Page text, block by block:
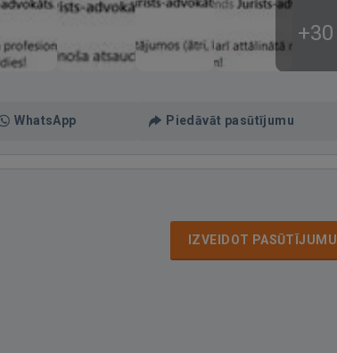
+30
WhatsApp Piedāvāt pasūtījumu
IZVEIDOT PASŪTĪJUMU